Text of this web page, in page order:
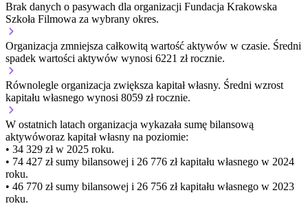
Brak danych o pasywach dla organizacji Fundacja Krakowska
Szkoła Filmowa za wybrany okres.
Organizacja zmniejsza całkowitą wartość aktywów w czasie. Średni
spadek wartości aktywów wynosi 6221 zł rocznie.
Równolegle organizacja zwiększa kapitał własny. Średni wzrost
kapitału własnego wynosi 8059 zł rocznie.
W ostatnich latach organizacja wykazała sumę bilansową
aktywóworaz kapitał własny na poziomie:
• 34 329 złw 2025 roku.
• 74 427 złsumy bilansowej i 26 776 zł kapitału własnego w 2024
roku.
• 46 770 złsumy bilansowej i 26 756 zł kapitału własnego w 2023
roku.